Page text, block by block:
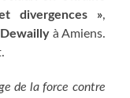
divergences »,
à Amiens.
de la force contre